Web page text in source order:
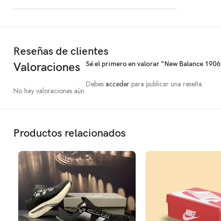
Reseñas de clientes
Valoraciones
No hay valoraciones aún.
Sé el primero en valorar “New Balance
Debes acceder para publicar una reseña.
Productos relacionados